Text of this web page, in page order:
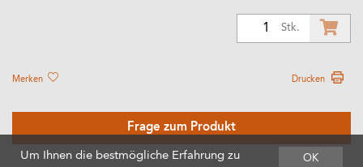
Stk.
Merken Drucken
Frage zum Produkt
OK
Um Ihnen die bestmögliche Erfahrung zu